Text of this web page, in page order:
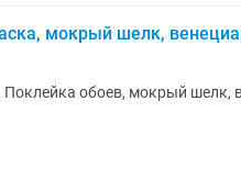
мокрый шелк,
обоев, мокрый шелк,